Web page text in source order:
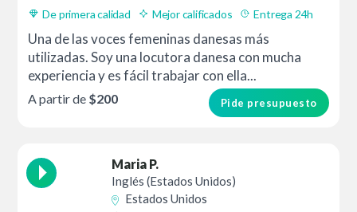
De primera calidad Mejor calificados Entrega 24h
Una de las voces femeninas danesas más
utilizadas. Soy una locutora danesa con mucha
experiencia y es fácil trabajar con ella...
Pide presupuesto
A partir de $200
Maria P.
Inglés (Estados Unidos)
Estados Unidos